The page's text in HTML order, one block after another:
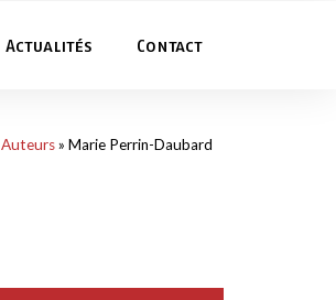
Actualités Contact
Auteurs» Marie Perrin-Daubard